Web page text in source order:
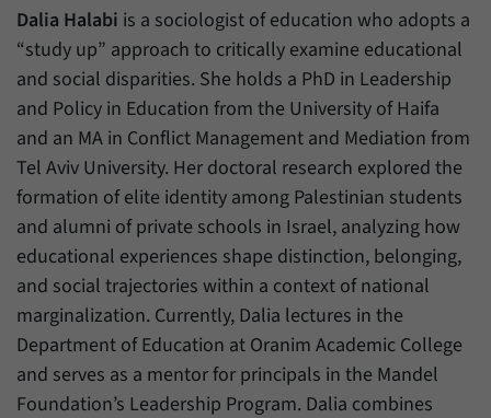
Dalia Halabi is a sociologist of education who adopts a
“study up” approach to critically examine educational
and social disparities. She holds a PhD in Leadership
and Policy in Education from the University of Haifa
and an MA in Conflict Management and Mediation from
Tel Aviv University. Her doctoral research explored the
formation of elite identity among Palestinian students
and alumni of private schools in Israel, analyzing how
educational experiences shape distinction, belonging,
and social trajectories within a context of national
marginalization. Currently, Dalia lectures in the
Department of Education at Oranim Academic College
and serves as a mentor for principals in the Mandel
Foundation’s Leadership Program. Dalia combines
Anbieter Matomo
Laufzeit 30 Minuten
Zweck
Mit diesem Cookie können wir für kurze Zeit
Daten über den aktuellen Aufenthalt von
Besuchern auf unserer Internetseite
speichern.